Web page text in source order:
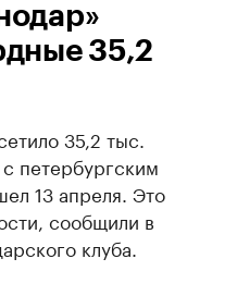
35,2
35,2 тыс.
петербургским
13 апреля. Это
сообщили в
клуба.